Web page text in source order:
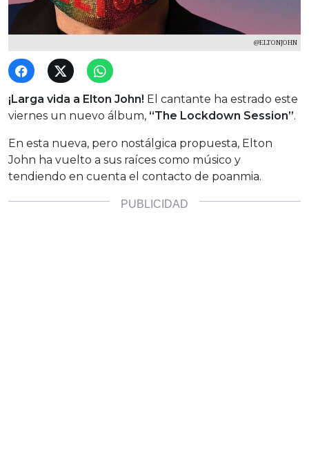
@ELTONJOHN
¡Larga vida a Elton John! El cantante ha estrado este
viernes un nuevo álbum, “The Lockdown Session”.
En esta nueva, pero nostálgica propuesta, Elton
John ha vuelto a sus raíces como músico y
tendiendo en cuenta el contacto de poanmia.